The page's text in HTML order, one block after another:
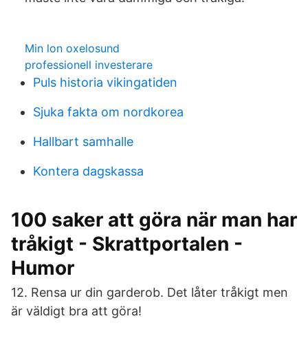
Min lon oxelosund
professionell investerare
Puls historia vikingatiden
Sjuka fakta om nordkorea
Hallbart samhalle
Kontera dagskassa
100 saker att göra när man har
tråkigt - Skrattportalen -
Humor
12. Rensa ur din garderob. Det låter tråkigt men
är väldigt bra att göra!